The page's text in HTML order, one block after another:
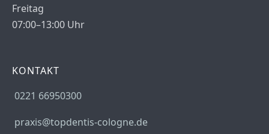
Freitag
07:00–13:00 Uhr
KONTAKT
0221 66950300
praxis@topdentis-cologne.de